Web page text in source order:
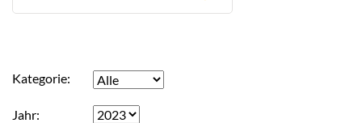
Kategorie
Jahr